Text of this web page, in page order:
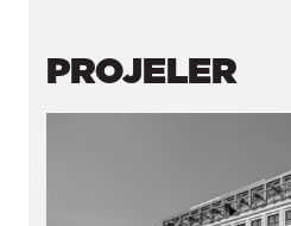
PROJELER